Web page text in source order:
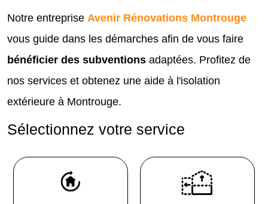
Notre entreprise Avenir Rénovations Montrouge
vous guide dans les démarches afin de vous faire
bénéficier des subventions adaptées. Profitez de
nos services et obtenez une aide à l'isolation
extérieure à Montrouge.
Sélectionnez votre service